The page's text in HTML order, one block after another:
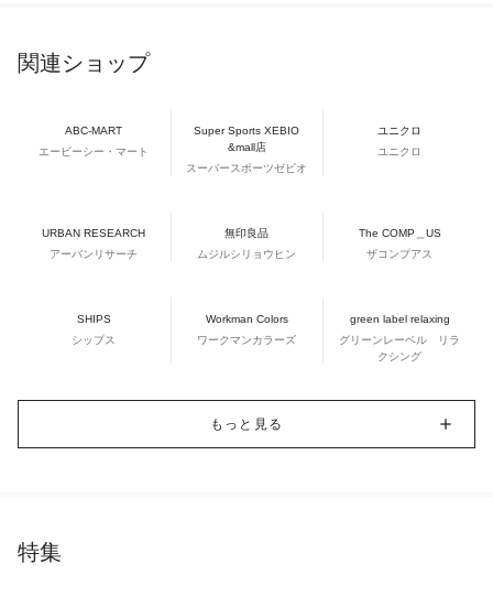
関連ショップ
ABC-MART
エービーシー・マート
Super Sports XEBIO
&mall店
スーパースポーツゼビオ
ユニクロ
ユニクロ
URBAN RESEARCH
アーバンリサーチ
無印良品
ムジルシリョウヒン
The COMP＿US
ザコンプアス
SHIPS
シップス
Workman Colors
ワークマンカラーズ
green label relaxing
グリーンレーベル リラ
クシング
もっと見る
特集